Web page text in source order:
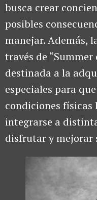
busca crear
posibles
manejar. Además,
través de “Summer
destinada a la
especiales para
condiciones
integrarse a
disfrutar y mejorar